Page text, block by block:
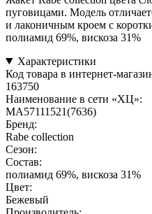
пуговицами. Модель
и лаконичным кроем с
полиамид 69%, вискоза 31%
Характеристики
Код товара в интернет-
163750
Наименование в сети «ХЦ»:
MA57111521(7636)
Бренд:
Rabe collection
Сезон:
Состав:
полиамид 69%, вискоза 31%
Цвет:
Бежевый